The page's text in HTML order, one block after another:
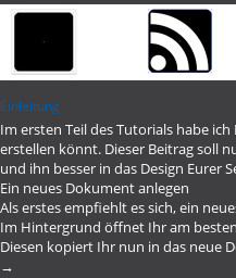
Einleitung
Im ersten Teil des Tutorials habe ich
erstellen könnt. Dieser Beitrag soll
und ihn besser in das Design Eurer
Ein neues Dokument anlegen
Als erstes empfiehlt es sich, ein
Im Hintergrund öffnet Ihr am
Diesen kopiert Ihr nun in das neue
→